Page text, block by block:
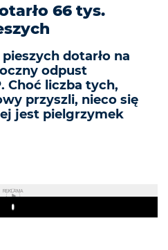
66 tys.
dotarło na
odpust
Choć liczba tych,
przyszli, nieco się
jest pielgrzymek
REKLAMA
Play